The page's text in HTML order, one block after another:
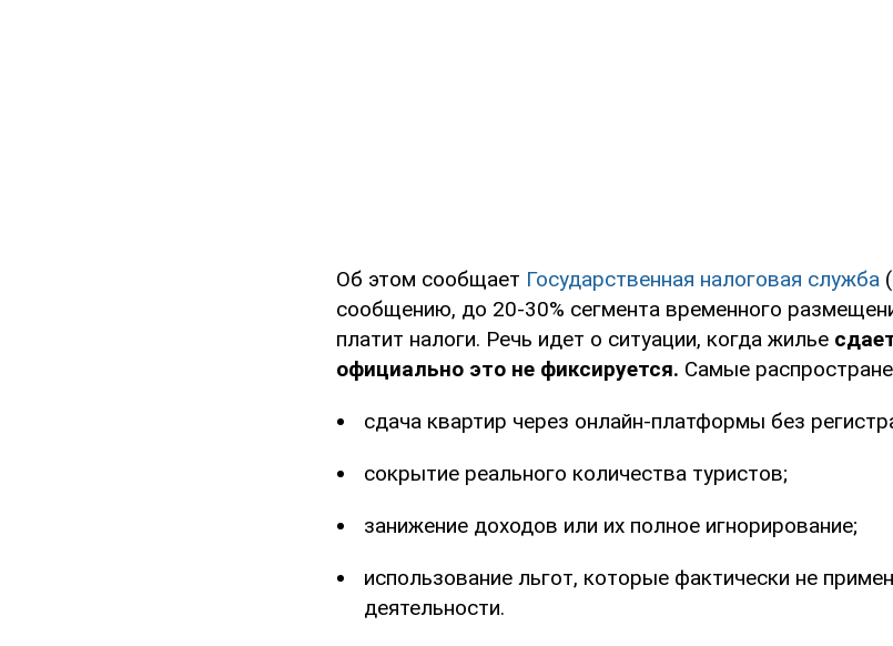
Об этом сообщает Государственная налоговая служба
сообщению, до 20-30% сегмента временного
платит налоги. Речь идет о ситуации, когда жилье
официально это не фиксируется. Самые
сдача квартир через онлайн-платформы без
сокрытие реального количества туристов;
занижение доходов или их полное игнорирование;
использование льгот, которые фактически не
деятельности.